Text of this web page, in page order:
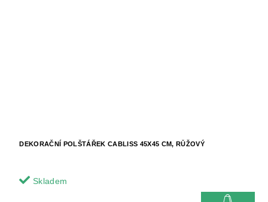
DEKORAČNÍ POLŠTÁŘEK CABLISS 45X45 CM, RŮŽOVÝ
Skladem